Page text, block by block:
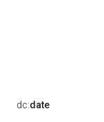
dc:date